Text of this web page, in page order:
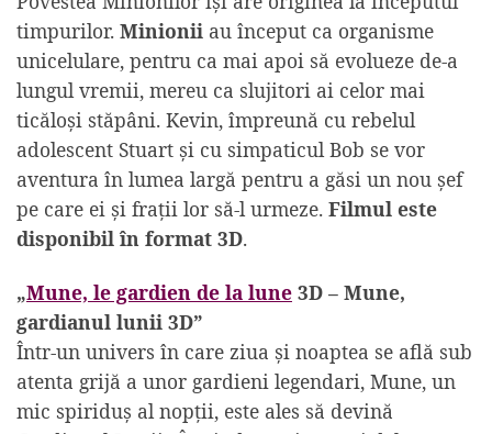
timpurilor. Minionii au început ca organisme
unicelulare, pentru ca mai apoi să evolueze de-a
lungul vremii, mereu ca slujitori ai celor mai
ticăloși stăpâni. Kevin, împreună cu rebelul
adolescent Stuart și cu simpaticul Bob se vor
aventura în lumea largă pentru a găsi un nou șef
pe care ei și frații lor să-l urmeze. Filmul este
disponibil în format 3D.
„Mune, le gardien de la lune 3D – Mune,
gardianul lunii 3D”
Într-un univers în care ziua şi noaptea se află sub
atenta grijă a unor gardieni legendari, Mune, un
mic spiriduș al nopții, este ales să devină